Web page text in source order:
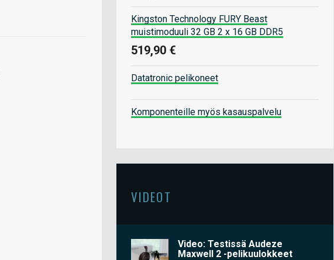
Kingston Technology FURY Beast
muistimoduuli 32 GB 2 x 16 GB DDR5
519,90 €
Datatronic pelikoneet
Komponenteille myös kasauspalvelu
VIDEOT
Video: Testissä Audeze
Maxwell 2 -pelikuulokkeet